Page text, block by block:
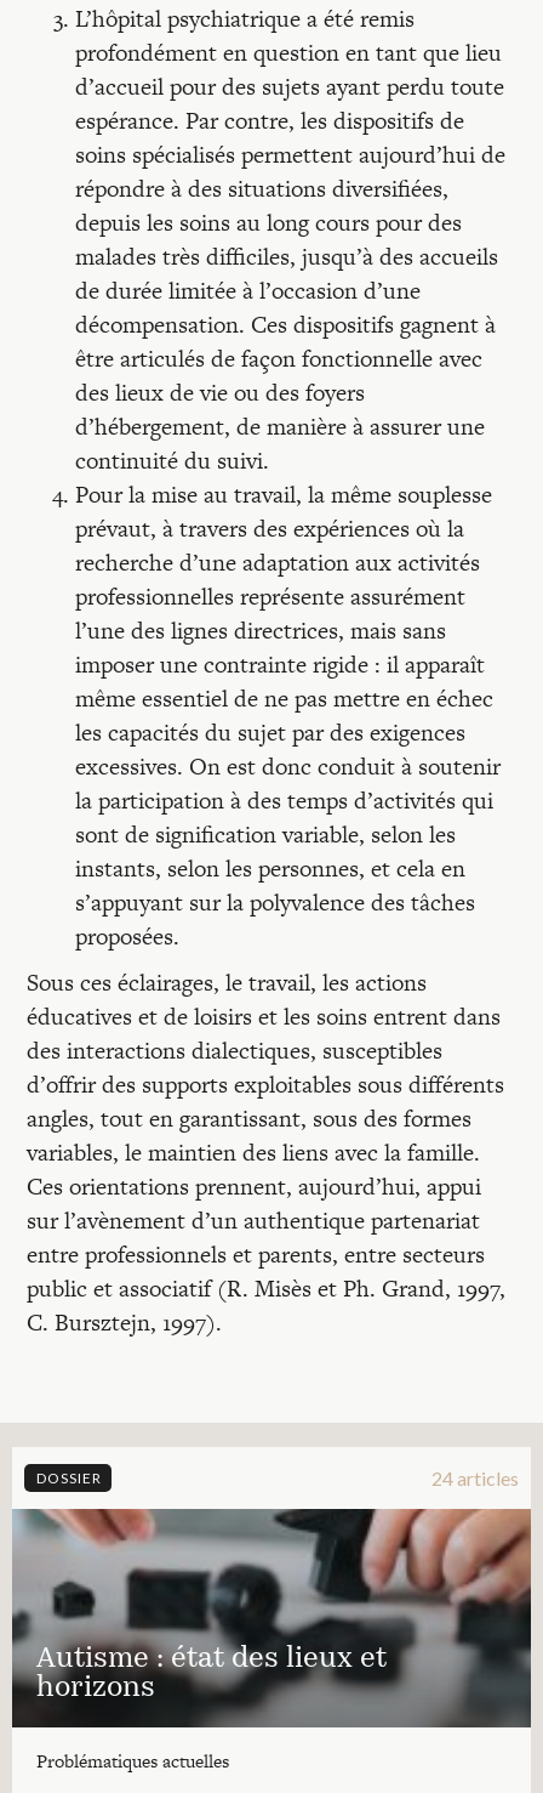
L’hôpital psychiatrique a été remis
profondément en question en tant que lieu
d’accueil pour des sujets ayant perdu toute
espérance. Par contre, les dispositifs de
soins spécialisés permettent aujourd’hui de
répondre à des situations diversifiées,
depuis les soins au long cours pour des
malades très difficiles, jusqu’à des accueils
de durée limitée à l’occasion d’une
décompensation. Ces dispositifs gagnent à
être articulés de façon fonctionnelle avec
des lieux de vie ou des foyers
d’hébergement, de manière à assurer une
continuité du suivi.
Pour la mise au travail, la même souplesse
prévaut, à travers des expériences où la
recherche d’une adaptation aux activités
professionnelles représente assurément
l’une des lignes directrices, mais sans
imposer une contrainte rigide : il apparaît
même essentiel de ne pas mettre en échec
les capacités du sujet par des exigences
excessives. On est donc conduit à soutenir
la participation à des temps d’activités qui
sont de signification variable, selon les
instants, selon les personnes, et cela en
s’appuyant sur la polyvalence des tâches
proposées.
Sous ces éclairages, le travail, les actions
éducatives et de loisirs et les soins entrent dans
des interactions dialectiques, susceptibles
d’offrir des supports exploitables sous différents
angles, tout en garantissant, sous des formes
variables, le maintien des liens avec la famille.
Ces orientations prennent, aujourd’hui, appui
sur l’avènement d’un authentique partenariat
entre professionnels et parents, entre secteurs
public et associatif (R. Misès et Ph. Grand, 1997,
C. Bursztejn, 1997).
DOSSIER 24 articles
Autisme : état des lieux et
horizons
Problématiques actuelles